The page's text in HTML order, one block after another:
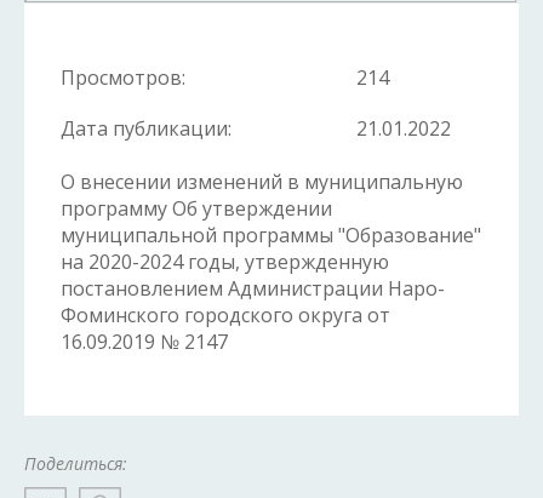
Просмотров:
214
Дата публикации:
21.01.2022
О внесении изменений в муниципальную
программу Об утверждении
муниципальной программы "Образование"
на 2020-2024 годы, утвержденную
постановлением Администрации Наро-
Фоминского городского округа от
16.09.2019 № 2147
Поделиться: